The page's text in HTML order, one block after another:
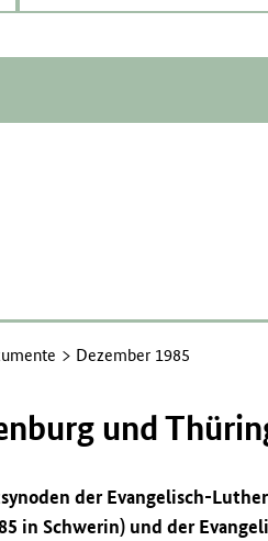
Dezember 1985
und
der Evangelisch-
in Schwerin) und der